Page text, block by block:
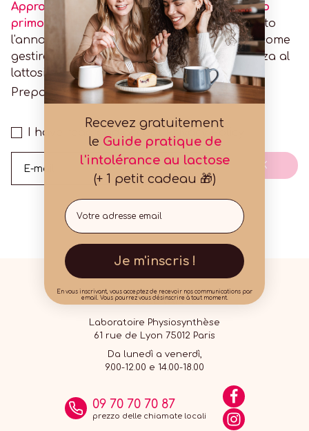
Approfittate di uno sconto del 10% sul vostro
primo ordinee di prezzi speciali durante tutto
l'anno, nonché di consigli personalizzati su come
gestire quotidianamente la vostra intolleranza al
lattosio.
Preparatevi a cambiare la vostra vita!
😁
I have read and accept
E-mail OK
Laboratoire Physiosynthèse
61 rue de Lyon 75012 Paris
Da lunedì a venerdì,
9.00-12.00 e 14.00-18.00
09 70 70 70 87
prezzo delle chiamate locali
Recevez gratuitement
le Guide pratique de
l'intolérance au lactose
(+ 1 petit cadeau 🎁)
Email
Je m'inscris !
En vous inscrivant, vous acceptez de recevoir nos communications par
email. Vous pourrez vous désinscrire à tout moment.